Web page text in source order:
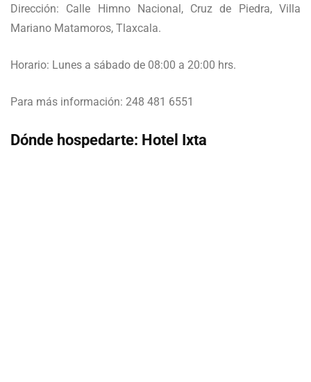
Dirección: Calle Himno Nacional, Cruz de Piedra, Villa
Mariano Matamoros, Tlaxcala.
Horario: Lunes a sábado de 08:00 a 20:00 hrs.
Para más información: 248 481 6551
Dónde hospedarte: Hotel Ixta